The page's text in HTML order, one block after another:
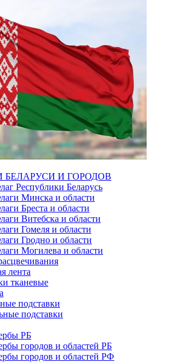
БЕЛАРУСИ И ГОРОДОВ
Республики Беларусь
Минска и области
Бреста и области
Витебска и области
Гомеля и области
Гродно и области
Могилева и области
лента
тканевые
подставки
подставки
РБ
городов и областей РБ
городов и областей РФ